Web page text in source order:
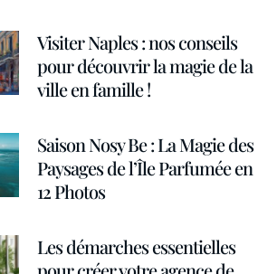
Visiter Naples : nos conseils
pour découvrir la magie de la
ville en famille !
Saison Nosy Be : La Magie des
Paysages de l’Île Parfumée en
12 Photos
Les démarches essentielles